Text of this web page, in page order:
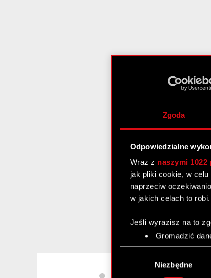
Zgoda
Odpowiedzialne
Wraz z naszymi 1022
jak pliki cookie, w
naprzeciw
w jakich celach to robi.
Jeśli wyrazisz na to
Gromadzić
Identyfikować
Dowiedz się więcej
Niezbędne